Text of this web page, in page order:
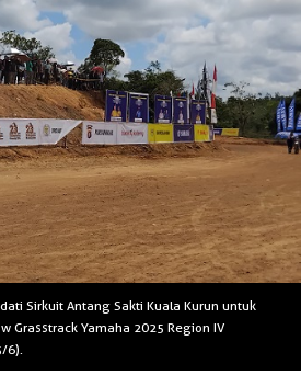
Sirkuit Antang Sakti Kuala Kurun untuk
Grasstrack Yamaha 2025 Region IV
6).